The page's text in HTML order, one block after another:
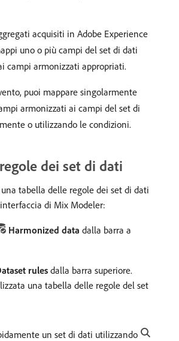
acquisiti in Adobe Experience
uno o più campi del set di dati
campi armonizzati appropriati.
puoi mappare singolarmente
armonizzati ai campi del set di
o utilizzando le condizioni.
dei set di dati
tabella delle regole dei set di dati
di Mix Modeler:
Harmonized data dalla barra a
rules dalla barra superiore.
una tabella delle regole del set
un set di dati utilizzando